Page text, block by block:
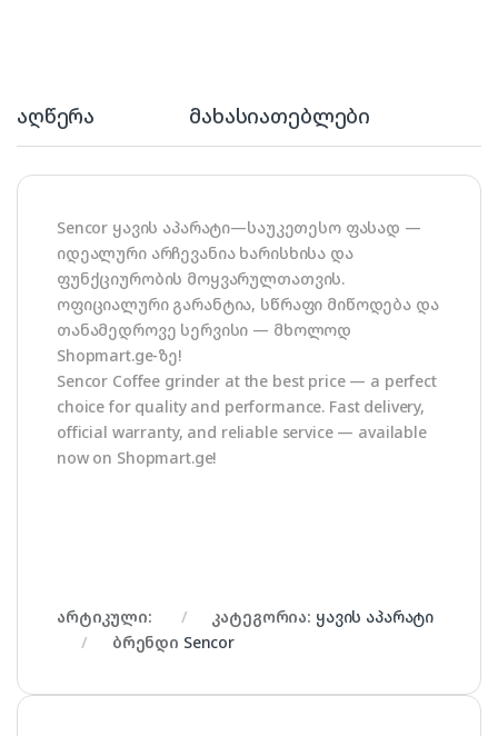
აღწერა მახასიათებლები
Sencor ყავის აპარატი—საუკეთესო ფასად —
იდეალური არჩევანია ხარისხისა და
ფუნქციურობის მოყვარულთათვის.
ოფიციალური გარანტია, სწრაფი მიწოდება და
თანამედროვე სერვისი — მხოლოდ
Shopmart.ge-ზე!
Sencor Coffee grinder at the best price — a perfect
choice for quality and performance. Fast delivery,
official warranty, and reliable service — available
now on Shopmart.ge!
არტიკული: კატეგორია: ყავის აპარატი
ბრენდი Sencor